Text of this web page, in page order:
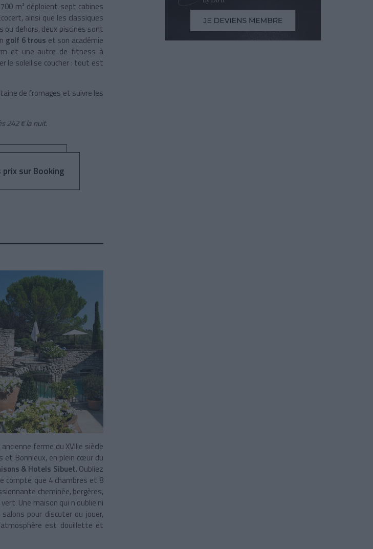
m² déploient sept cabines
ainsi que les classiques
ou dehors, deux piscines sont
golf 6 trous et son académie
et une autre de fitness à
le soleil se coucher : tout est
de fromages et suivre les
242 € la nuit.
prix sur Booking
ferme du XVIIIe siècle
et Bonnieux, en plein cœur du
& Hotels Sibuet. Oubliez
compte que 4 chambres et 8
cheminée, bergères,
Une maison qui n’oublie ni
pour discuter ou jouer,
est douillette et